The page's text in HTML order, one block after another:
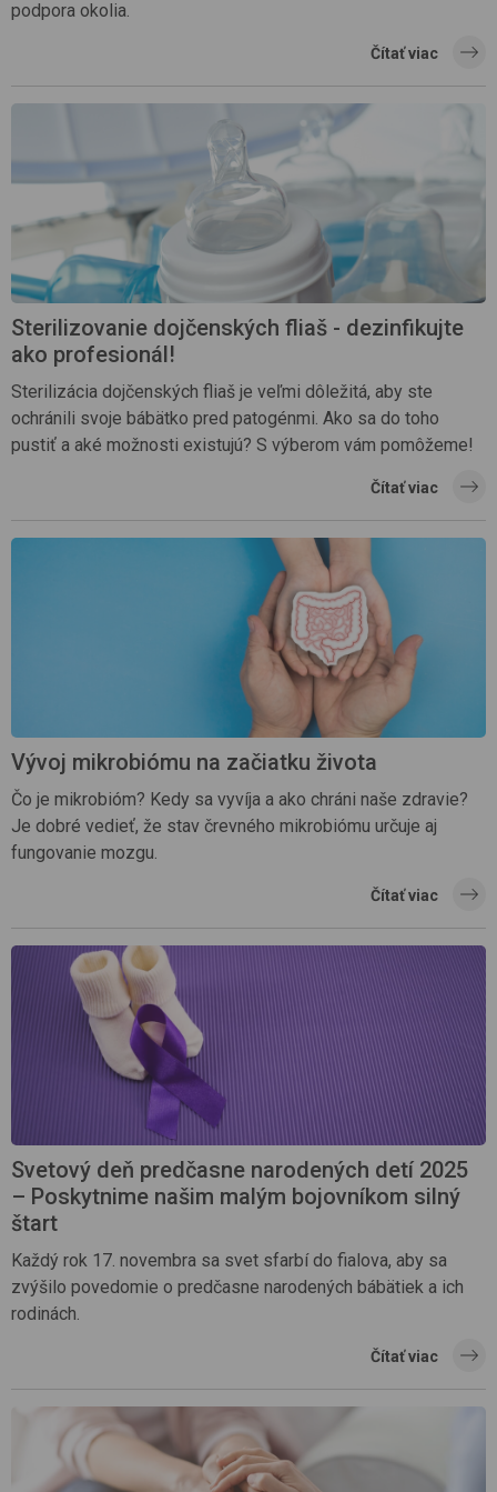
podpora okolia.
Čítať viac
Sterilizovanie dojčenských fliaš - dezinfikujte
ako profesionál!
Sterilizácia dojčenských fliaš je veľmi dôležitá, aby ste
ochránili svoje bábätko pred patogénmi. Ako sa do toho
pustiť a aké možnosti existujú? S výberom vám pomôžeme!
Čítať viac
Vývoj mikrobiómu na začiatku života
Čo je mikrobióm? Kedy sa vyvíja a ako chráni naše zdravie?
Je dobré vedieť, že stav črevného mikrobiómu určuje aj
fungovanie mozgu.
Čítať viac
Svetový deň predčasne narodených detí 2025
– Poskytnime našim malým bojovníkom silný
štart
Každý rok 17. novembra sa svet sfarbí do fialova, aby sa
zvýšilo povedomie o predčasne narodených bábätiek a ich
rodinách.
Čítať viac